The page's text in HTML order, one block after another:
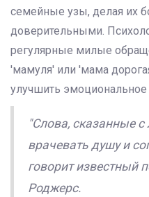
семейные узы, делая их
доверительными.
регулярные милые
'мамуля' или 'мама
улучшить эмоциональное
"Слова, сказанные
врачевать душу и
говорит известный
Роджерс.